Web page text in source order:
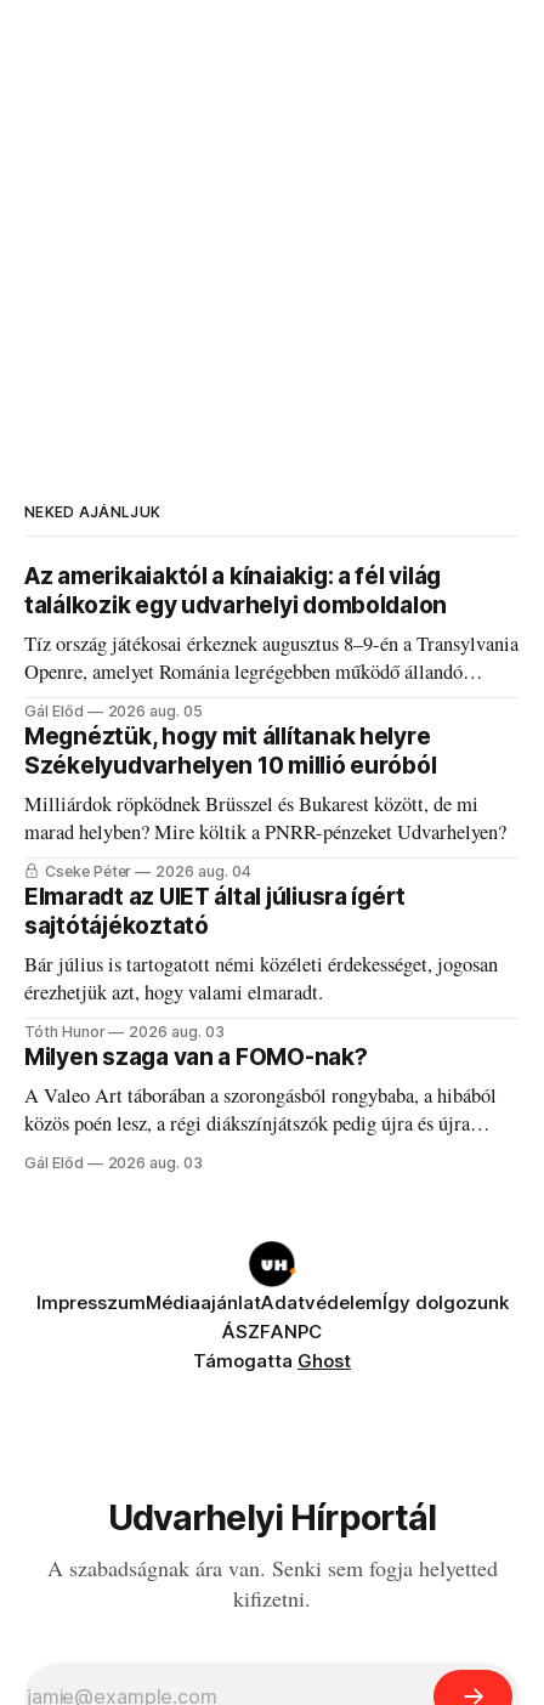
NEKED AJÁNLJUK
Az amerikaiaktól a kínaiakig: a fél világ
találkozik egy udvarhelyi domboldalon
Tíz ország játékosai érkeznek augusztus 8–9-én a Transylvania
Openre, amelyet Románia legrégebben működő állandó
discgolfpályáján rendeznek meg.
Gál Előd 2026 aug. 05
Megnéztük, hogy mit állítanak helyre
Székelyudvarhelyen 10 millió euróból
Milliárdok röpködnek Brüsszel és Bukarest között, de mi
marad helyben? Mire költik a PNRR-pénzeket Udvarhelyen?
Cseke Péter 2026 aug. 04
Elmaradt az UIET által júliusra ígért
sajtótájékoztató
Bár július is tartogatott némi közéleti érdekességet, jogosan
érezhetjük azt, hogy valami elmaradt.
Tóth Hunor 2026 aug. 03
Milyen szaga van a FOMO-nak?
A Valeo Art táborában a szorongásból rongybaba, a hibából
közös poén lesz, a régi diákszínjátszók pedig újra és újra
visszatalálnak egymáshoz.
Gál Előd 2026 aug. 03
ImpresszumMédiaajánlatAdatvédelemÍgy dolgozunk
ÁSZFANPC
Támogatta Ghost
Udvarhelyi Hírportál
A szabadságnak ára van. Senki sem fogja helyetted
kifizetni.